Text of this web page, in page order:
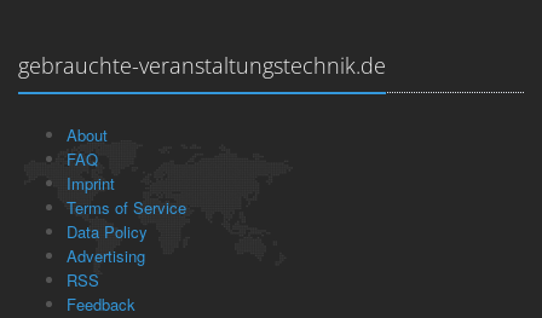
gebrauchte-veranstaltungstechnik.de
About
FAQ
Imprint
Terms of Service
Data Policy
Advertising
RSS
Feedback